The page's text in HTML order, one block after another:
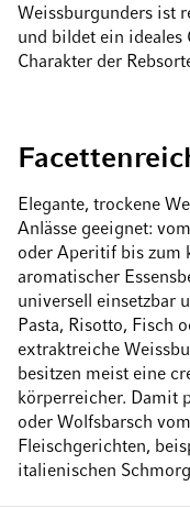
Weissburgunders ist
und bildet ein ideales
Charakter der
Elegante, trockene
Anlässe geeignet:
oder Aperitif bis zum
aromatischer
universell einsetzbar
Pasta, Risotto, Fisch
extraktreiche
besitzen meist eine
körperreicher. Damit
oder Wolfsbarsch
Fleischgerichten,
italienischen